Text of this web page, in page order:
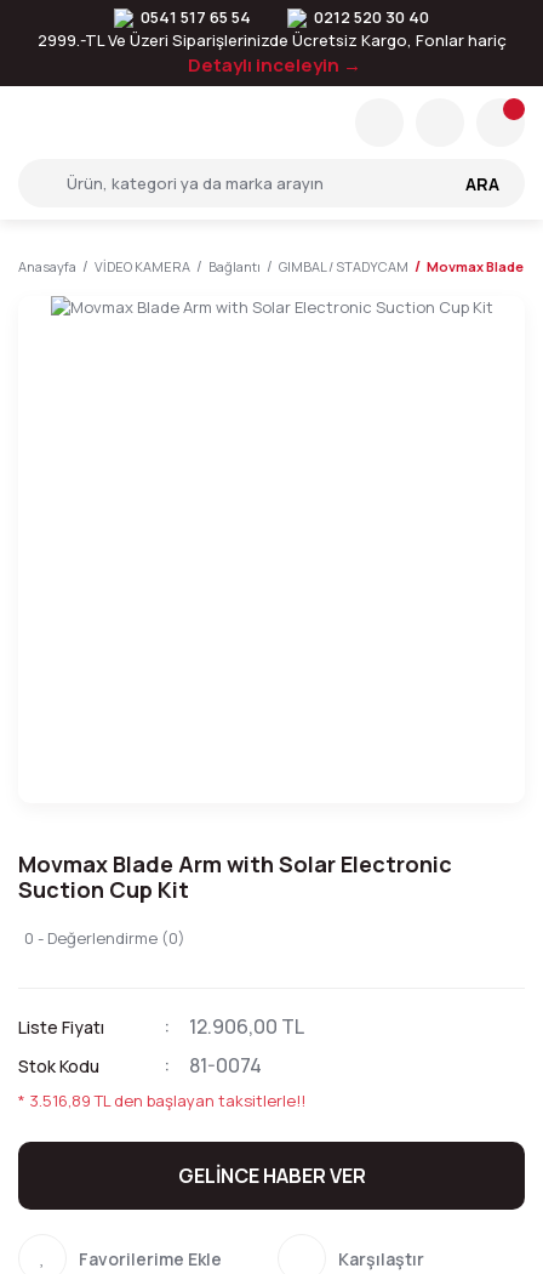
0541 517 65 54
0212 520 30 40
2999.-TL Ve Üzeri Siparişlerinizde Ücretsiz Kargo, Fonlar hariç
Detaylı inceleyin →
ARA
Anasayfa VİDEO KAMERA Bağlantı GIMBAL / STADYCAM Movmax Blade
Movmax Blade Arm with Solar Electronic
Suction Cup Kit
0 - Değerlendirme (0)
Liste Fiyatı 12.906,00 TL
Stok Kodu 81-0074
* 3.516,89 TL den başlayan taksitlerle!!
GELİNCE HABER VER
Karşılaştır